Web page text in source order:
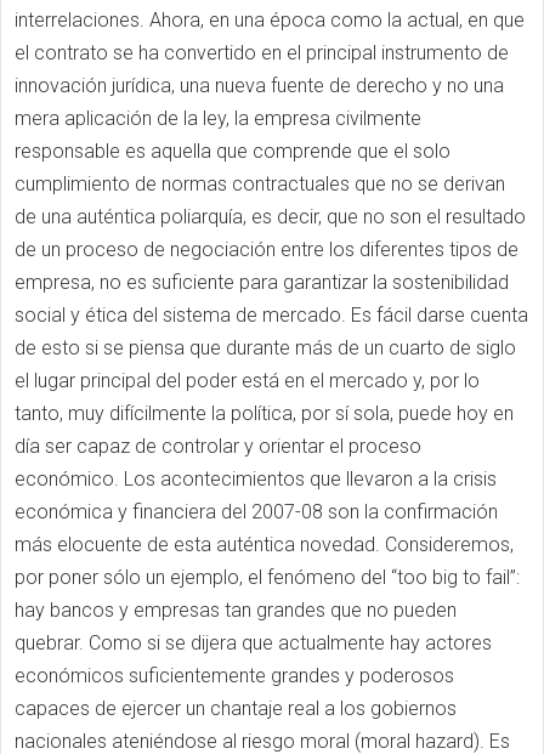
interrelaciones. Ahora, en una época como la actual, en que
el contrato se ha convertido en el principal instrumento de
innovación jurídica, una nueva fuente de derecho y no una
mera aplicación de la ley, la empresa civilmente
responsable es aquella que comprende que el solo
cumplimiento de normas contractuales que no se derivan
de una auténtica poliarquía, es decir, que no son el resultado
de un proceso de negociación entre los diferentes tipos de
empresa, no es suficiente para garantizar la sostenibilidad
social y ética del sistema de mercado. Es fácil darse cuenta
de esto si se piensa que durante más de un cuarto de siglo
el lugar principal del poder está en el mercado y, por lo
tanto, muy difícilmente la política, por sí sola, puede hoy en
día ser capaz de controlar y orientar el proceso
económico. Los acontecimientos que llevaron a la crisis
económica y financiera del 2007-08 son la confirmación
más elocuente de esta auténtica novedad. Consideremos,
por poner sólo un ejemplo, el fenómeno del “too big to fail”:
hay bancos y empresas tan grandes que no pueden
quebrar. Como si se dijera que actualmente hay actores
económicos suficientemente grandes y poderosos
capaces de ejercer un chantaje real a los gobiernos
nacionales ateniéndose al riesgo moral (moral hazard). Es